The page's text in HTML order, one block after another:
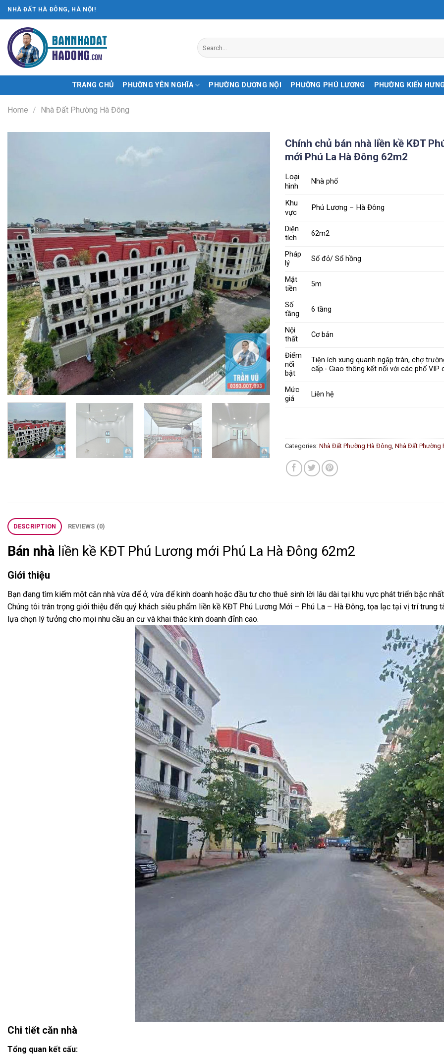
Skip
to
content
NHÀ ĐẤT HÀ ĐÔNG, HÀ NỘI!
TRANG CHỦ PHƯỜNG YÊN NGHĨA PHƯỜNG DƯƠNG NỘI PHƯỜNG PHÚ LƯƠNG PHƯỜNG KIẾN
Home / Nhà Đất Phường Hà Đông
Chính chủ bán nhà liền kề KĐT
mới Phú La Hà Đông 62m2
Loại
hình
Nhà phố
Khu
vực
Phú Lương – Hà Đông
Diện
tích
62m2
Pháp
lý
Sổ đỏ/ Sổ hồng
Mặt
tiền
5m
Số
tầng
6 tầng
Nội
thất
Cơ bản
Điểm
nổi
bật
Tiện ích xung quanh ngập tràn, chợ
cấp.- Giao thông kết nối với các phố VIP
Mức
giá
Liên hệ
Categories: Nhà Đất Phường Hà Đông, Nhà Đất Phường
DESCRIPTION REVIEWS (0)
Bán nhà liền kề KĐT Phú Lương mới Phú La Hà Đông 62m2
Giới thiệu
Bạn đang tìm kiếm một căn nhà vừa để ở, vừa để kinh doanh hoặc đầu tư cho thuê sinh lời lâu dài tại khu vực phát triển bậc
Chúng tôi trân trọng giới thiệu đến quý khách siêu phẩm liền kề KĐT Phú Lương Mới – Phú La – Hà Đông, tọa lạc tại vị trí trung
lựa chọn lý tưởng cho mọi nhu cầu an cư và khai thác kinh doanh đỉnh cao.
Chi tiết căn nhà
Tổng quan kết cấu: